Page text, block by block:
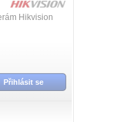
Hikvision
Přihlásit se